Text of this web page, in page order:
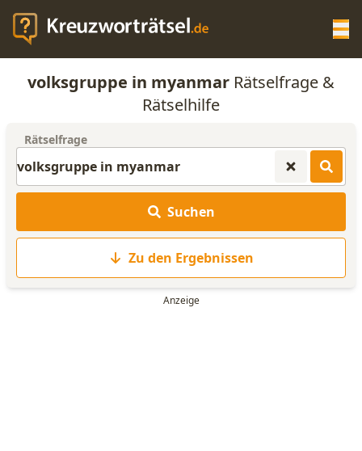
KREUZWORTRÄTSEL-HILFE
ANAGRAMM-GENERATOR
WORTLISTE
volksgruppe in myanmar Rätselfrage &
Rätselhilfe
Rätselfrage
Suchen
Zu den Ergebnissen